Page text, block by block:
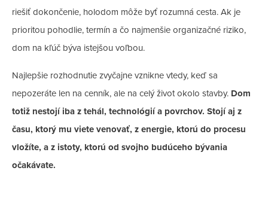
riešiť dokončenie, holodom môže byť rozumná cesta. Ak je
prioritou pohodlie, termín a čo najmenšie organizačné riziko,
dom na kľúč býva istejšou voľbou.
Najlepšie rozhodnutie zvyčajne vznikne vtedy, keď sa
nepozeráte len na cenník, ale na celý život okolo stavby. Dom
totiž nestojí iba z tehál, technológií a povrchov. Stojí aj z
času, ktorý mu viete venovať, z energie, ktorú do procesu
vložíte, a z istoty, ktorú od svojho budúceho bývania
očakávate.